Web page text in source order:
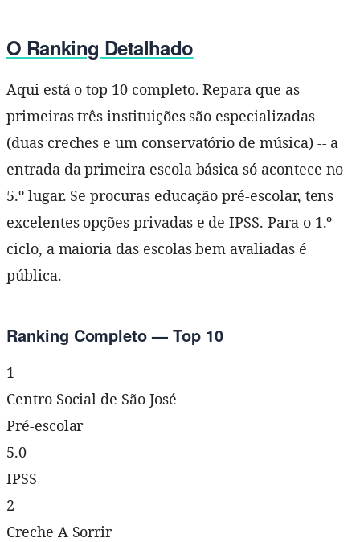
O Ranking Detalhado
Aqui está o top 10 completo. Repara que as
primeiras três instituições são especializadas
(duas creches e um conservatório de música) -- a
entrada da primeira escola básica só acontece no
5.º lugar. Se procuras educação pré-escolar, tens
excelentes opções privadas e de IPSS. Para o 1.º
ciclo, a maioria das escolas bem avaliadas é
pública.
Ranking Completo — Top 10
1
Centro Social de São José
Pré-escolar
5.0
IPSS
2
Creche A Sorrir